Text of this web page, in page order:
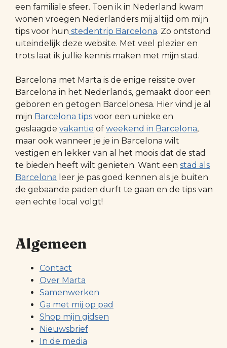
een familiale sfeer. Toen ik in Nederland kwam
wonen vroegen Nederlanders mij altijd om mijn
tips voor hun stedentrip Barcelona. Zo ontstond
uiteindelijk deze website. Met veel plezier en
trots laat ik jullie kennis maken met mijn stad.
Barcelona met Marta is de enige reissite over
Barcelona in het Nederlands, gemaakt door een
geboren en getogen Barcelonesa. Hier vind je al
mijn Barcelona tips voor een unieke en
geslaagde vakantie of weekend in Barcelona,
maar ook wanneer je je in Barcelona wilt
vestigen en lekker van al het moois dat de stad
te bieden heeft wilt genieten. Want een stad als
Barcelona leer je pas goed kennen als je buiten
de gebaande paden durft te gaan en de tips van
een echte local volgt!
Algemeen
Contact
Over Marta
Samenwerken
Ga met mij op pad
Shop mijn gidsen
Nieuwsbrief
In de media